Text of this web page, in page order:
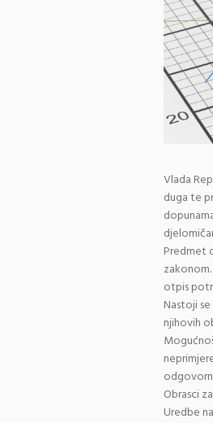
Vlada
duga te
Predmet
otpis
Nastoji
njihovih
Obrasci
Uredbe